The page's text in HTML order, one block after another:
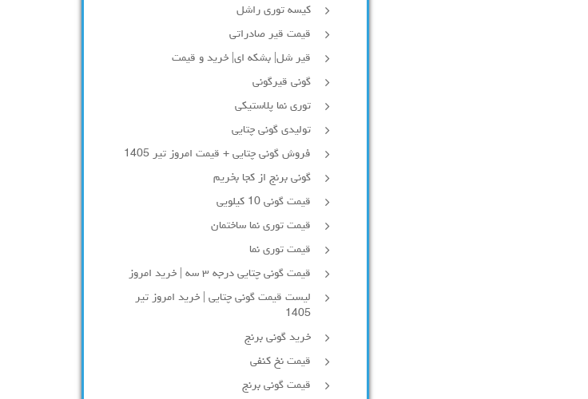
کیسه توری راشل
قیمت قیر صادراتی
قیر شل| بشکه ای| خرید و قیمت
گونی قیرگونی
توری نما پلاستیکی
تولیدی گونی چتایی
فروش گونی چتایی + قیمت امروز تیر 1405
گونی برنج از کجا بخریم
قیمت گونی 10 کیلویی
قیمت توری نما ساختمان
قیمت توری نما
قیمت گونی چتایی درجه ۳ سه | خرید امروز
لیست قیمت گونی چتایی | خرید امروز تیر
1405
خرید گونی برنج
قیمت نخ کنفی
قیمت گونی برنج